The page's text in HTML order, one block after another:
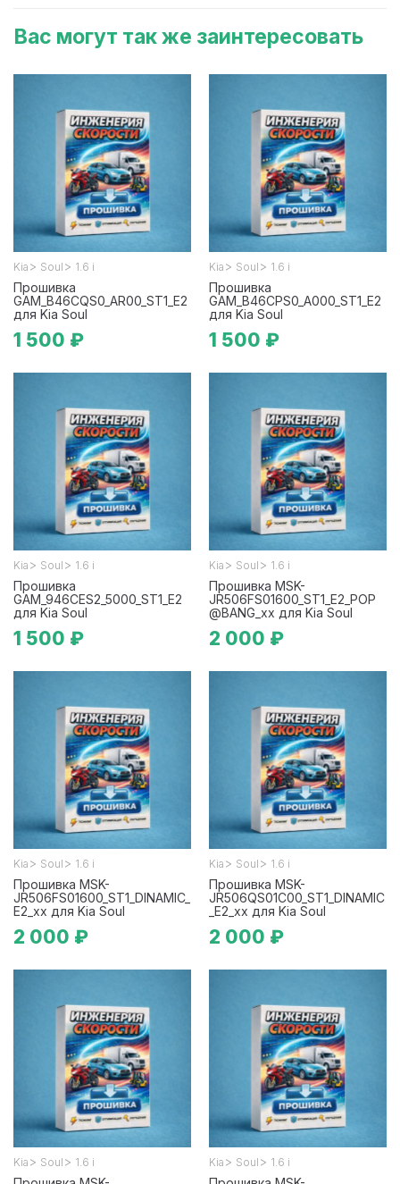
Вас могут так же заинтересовать
Kia > Soul > 1.6 i
Прошивка
GAM_B46CQS0_AR00_ST1_E2
для Kia Soul
1 500 ₽
Kia > Soul > 1.6 i
Прошивка
GAM_B46CPS0_A000_ST1_E2
для Kia Soul
1 500 ₽
Kia > Soul > 1.6 i
Прошивка
GAM_946CES2_5000_ST1_E2
для Kia Soul
1 500 ₽
Kia > Soul > 1.6 i
Прошивка MSK-
JR506FS01600_ST1_E2_POP
@BANG_xx для Kia Soul
2 000 ₽
Kia > Soul > 1.6 i
Прошивка MSK-
JR506FS01600_ST1_DINAMIC_
E2_xx для Kia Soul
2 000 ₽
Kia > Soul > 1.6 i
Прошивка MSK-
JR506QS01C00_ST1_DINAMIC
_E2_xx для Kia Soul
2 000 ₽
Kia > Soul > 1.6 i Kia > Soul > 1.6 i